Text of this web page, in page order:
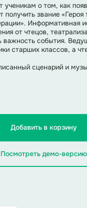
ученикам о том, как
получить звание «Героя
Информативная
от чтецов,
важность события.
старших классов, а
сценарий и
Добавить в корзину
Посмотреть демо-версию